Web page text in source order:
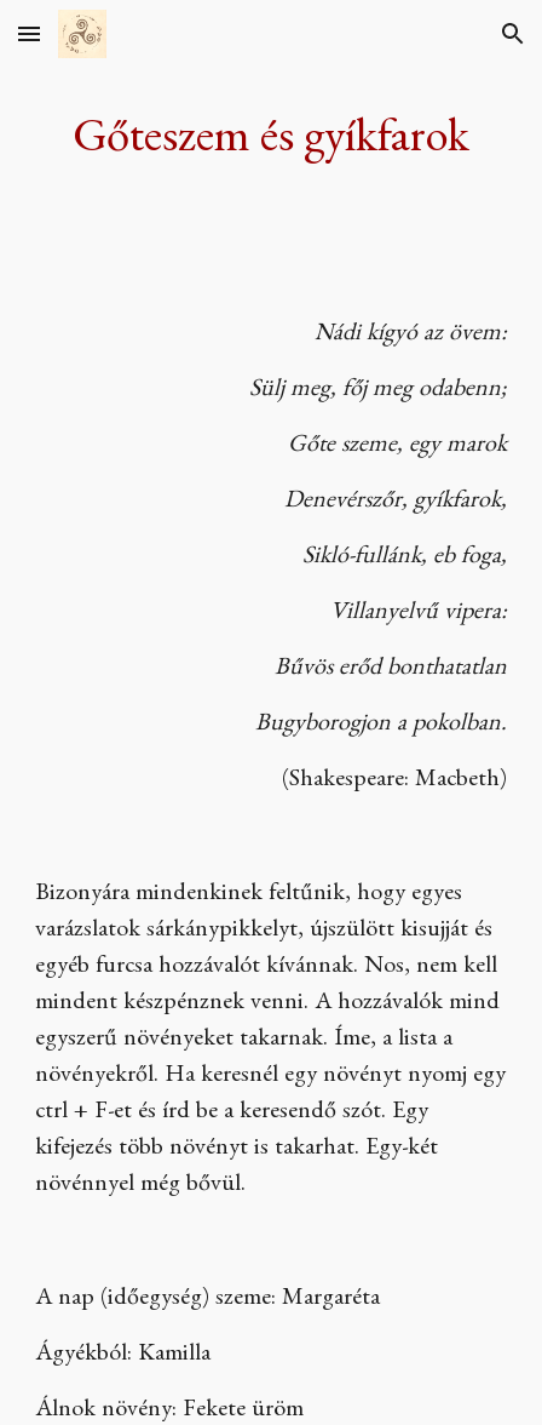
Skip to main content Skip to navigation
Gőteszem és gyíkfarok
Nádi kígyó az övem:
Sülj meg, főj meg odabenn;
Gőte szeme, egy marok
Denevérszőr, gyíkfarok,
Sikló-fullánk, eb foga,
Villanyelvű vipera:
Bűvös erőd bonthatatlan
Bugyborogjon a pokolban.
(Shakespeare: Macbeth)
Bizonyára mindenkinek feltűnik, hogy egyes
varázslatok sárkánypikkelyt, újszülött kisujját és
egyéb furcsa hozzávalót kívánnak. Nos, nem kell
mindent készpénznek venni. A hozzávalók mind
egyszerű növényeket takarnak. Íme, a lista a
növényekről. Ha keresnél egy növényt nyomj egy
ctrl + F-et és írd be a keresendő szót. Egy
kifejezés több növényt is takarhat. Egy-két
növénnyel még bővül.
A nap (időegység) szeme: Margaréta
Ágyékból: Kamilla
Álnok növény: Fekete üröm